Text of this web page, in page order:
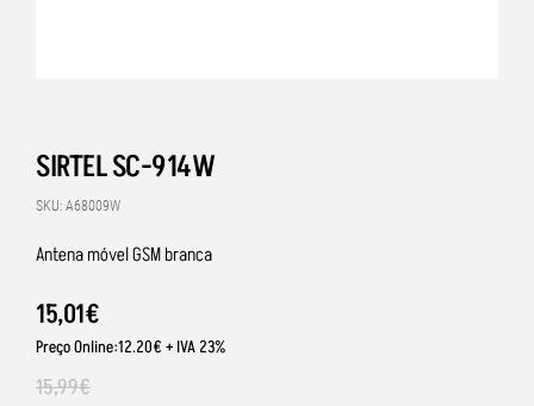
SIRTEL SC-914W
SKU: A68009W
Antena móvel GSM branca
15,01€
Preço Online:12.20€ + IVA 23%
15,99€